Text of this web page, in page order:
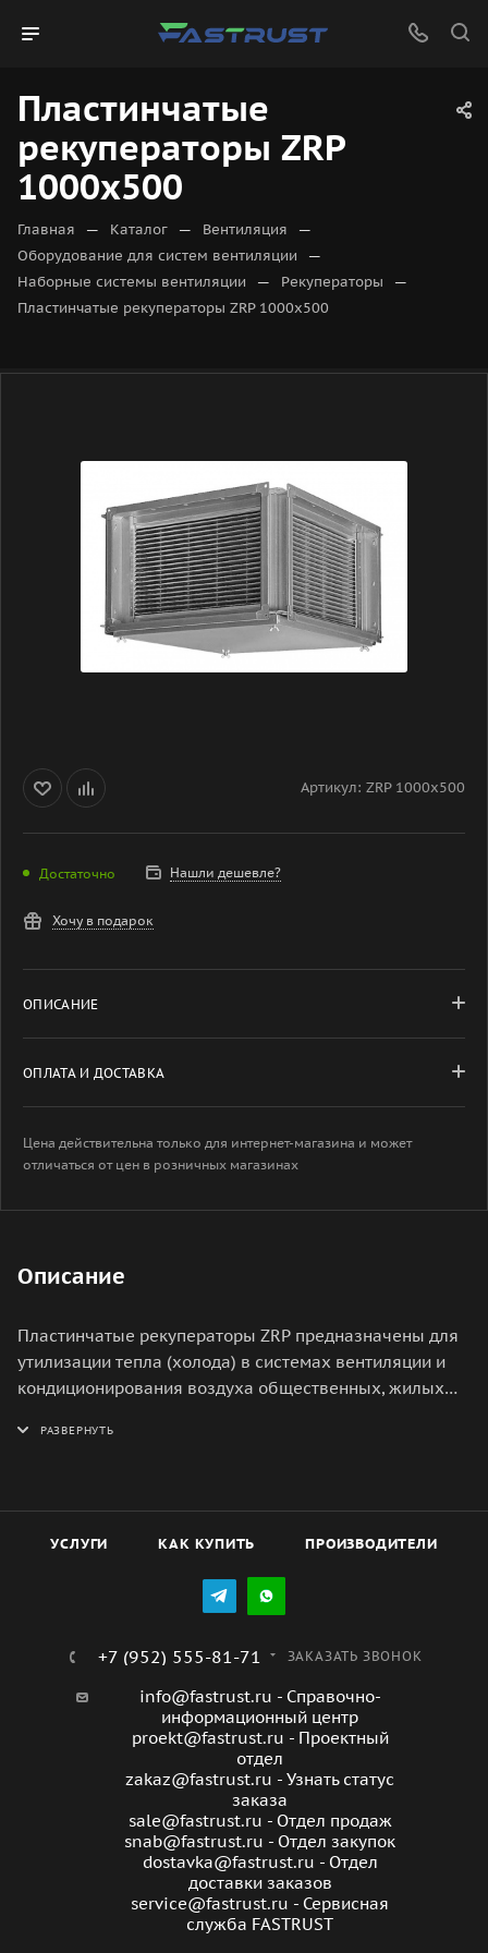
Пластинчатые
рекуператоры ZRP
1000x500
Главная — Каталог — Вентиляция —
Оборудование для систем вентиляции —
Наборные системы вентиляции — Рекуператоры —
Пластинчатые рекуператоры ZRP 1000x500
Артикул: ZRP 1000x500
Достаточно Нашли дешевле?
Хочу в подарок
ОПИСАНИЕ
ОПЛАТА И ДОСТАВКА
Цена действительна только для интернет-магазина и может
отличаться от цен в розничных магазинах
Описание
Пластинчатые рекуператоры ZRP предназначены для
утилизации тепла (холода) в системах вентиляции и
кондиционирования воздуха общественных, жилых
полное разделение воздушных потоков.
УСЛУГИ КАК КУПИТЬ ПРОИЗВОДИТЕЛИ
+7 (952) 555-81-71 ЗАКАЗАТЬ ЗВОНОК
info@fastrust.ru - Справочно-
информационный центр
proekt@fastrust.ru - Проектный
отдел
zakaz@fastrust.ru - Узнать статус
заказа
sale@fastrust.ru - Отдел продаж
snab@fastrust.ru - Отдел закупок
dostavka@fastrust.ru - Отдел
доставки заказов
service@fastrust.ru - Сервисная
служба FASTRUST